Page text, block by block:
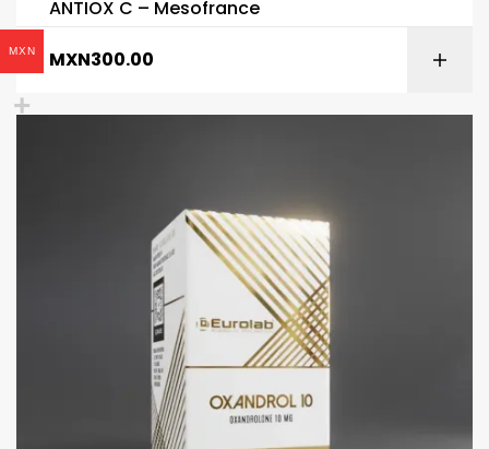
ANTIOX C – Mesofrance
MXN300.00
MXN